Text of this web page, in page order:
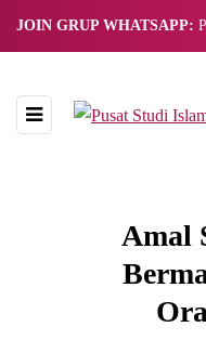
JOIN GRUP WHATSAPP:
Amal